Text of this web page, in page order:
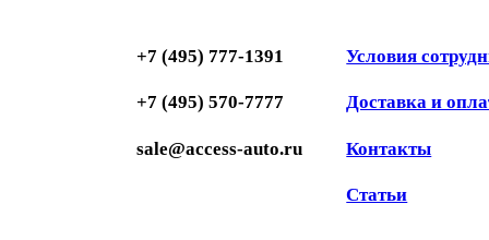
Условия
Доставка и
Контакты
Статьи
+7 (495) 777-1391
+7 (495) 570-7777
sale@access-auto.ru